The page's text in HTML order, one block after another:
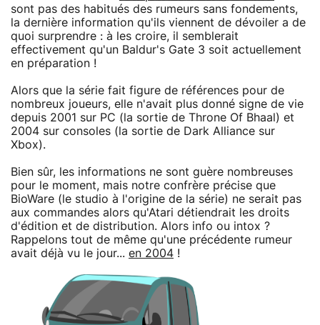
sont pas des habitués des rumeurs sans fondements,
la dernière information qu'ils viennent de dévoiler a de
quoi surprendre : à les croire, il semblerait
effectivement qu'un Baldur's Gate 3 soit actuellement
en préparation !
Alors que la série fait figure de références pour de
nombreux joueurs, elle n'avait plus donné signe de vie
depuis 2001 sur PC (la sortie de Throne Of Bhaal) et
2004 sur consoles (la sortie de Dark Alliance sur
Xbox).
Bien sûr, les informations ne sont guère nombreuses
pour le moment, mais notre confrère précise que
BioWare (le studio à l'origine de la série) ne serait pas
aux commandes alors qu'Atari détiendrait les droits
d'édition et de distribution. Alors info ou intox ?
Rappelons tout de même qu'une précédente rumeur
avait déjà vu le jour... en 2004 !